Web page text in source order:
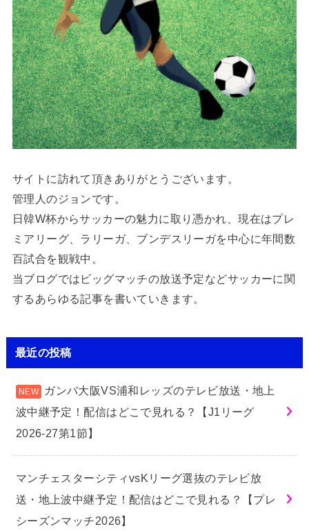
サイトに訪れて頂きありがとうございます。
管理人のジョンです。
日韓W杯からサッカーの魅力に取り憑かれ、現在はプレ
ミアリーグ、ラリーガ、ブンデスリーガを中心に年間数
百試合を観戦中。
当ブログではビッグマッチの放送予定などサッカーに関
するあらゆる記事を書いていきます。
最近の投稿
ガンバ大阪VS浦和レッズのテレビ放送・地上
波中継予定！配信はどこで見れる？【J1リーグ
2026-27第1節】
マンチェスターシティvsKリーグ選抜のテレビ放
送・地上波中継予定！配信はどこで見れる？【プレ
シーズンマッチ2026】